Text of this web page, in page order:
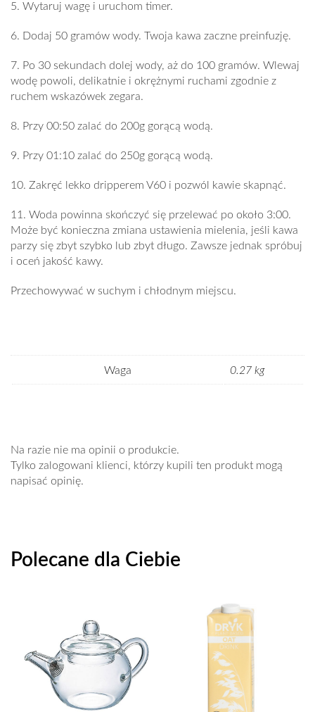
5. Wytaruj wagę i uruchom timer.
6. Dodaj 50 gramów wody. Twoja kawa zaczne preinfuzję.
7. Po 30 sekundach dolej wody, aż do 100 gramów. Wlewaj
wodę powoli, delikatnie i okrężnymi ruchami zgodnie z
ruchem wskazówek zegara.
8. Przy 00:50 zalać do 200g gorącą wodą.
9. Przy 01:10 zalać do 250g gorącą wodą.
10. Zakręć lekko dripperem V60 i pozwól kawie skapnąć.
11. Woda powinna skończyć się przelewać po około 3:00.
Może być konieczna zmiana ustawienia mielenia, jeśli kawa
parzy się zbyt szybko lub zbyt długo. Zawsze jednak spróbuj
i oceń jakość kawy.
Przechowywać w suchym i chłodnym miejscu.
Waga 0.27 kg
Na razie nie ma opinii o produkcie.
Tylko zalogowani klienci, którzy kupili ten produkt mogą
napisać opinię.
Polecane dla Ciebie